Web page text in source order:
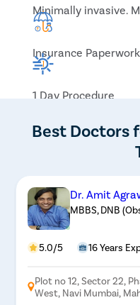
Minimally invasive.
Insurance
1 Day Procedure
Best Doctors
Dr. Amit
MBBS, DNB
5.0/5 16 Years
Plot no 12, Sector 22,
West, Navi Mumbai,